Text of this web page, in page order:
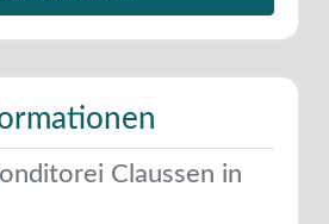
Claussen in